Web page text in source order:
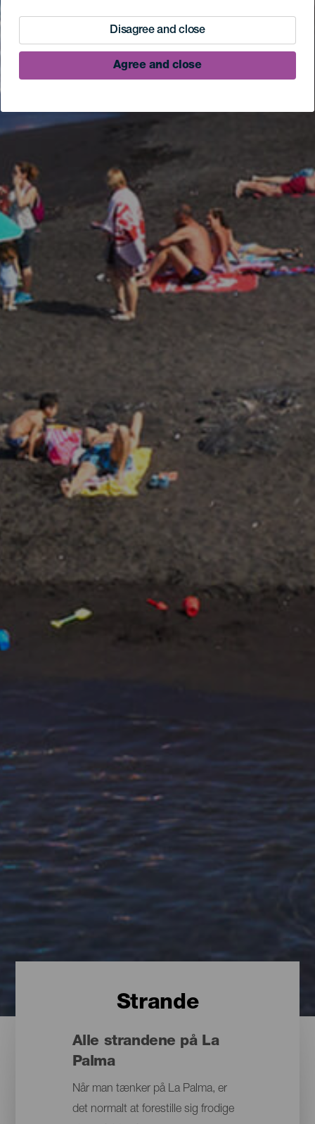
Disagree and close
Agree and close
Strande
Alle strandene på La
Palma
Når man tænker på La Palma, er
det normalt at forestille sig frodige